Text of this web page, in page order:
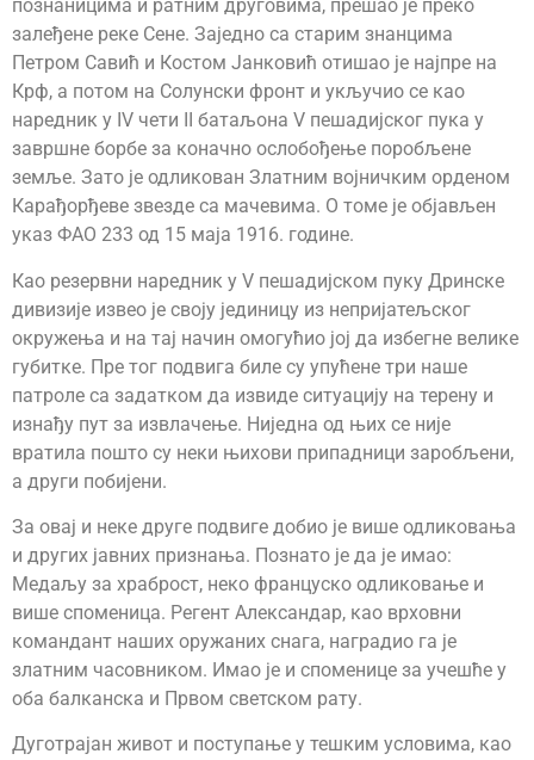
познаницима и ратним друговима, прешао је преко
залеђене реке Сене. Заједно са старим знанцима
Петром Савић и Костом Јанковић отишао је најпре на
Крф, а потом на Солунски фронт и укључио се као
наредник у IV чети II батаљона V пешадијског пука у
завршне борбе за коначно ослобођење поробљене
земље. Зато је одликован Златним војничким орденом
Карађорђеве звезде са мачевима. О томе је објављен
указ ФАО 233 од 15 маја 1916. године.
Као резервни наредник у V пешадијском пуку Дринске
дивизије извео је своју јединицу из непријатељског
окружења и на тај начин омогућио јој да избегне велике
губитке. Пре тог подвига биле су упућене три наше
патроле са задатком да извиде ситуацију на терену и
изнађу пут за извлачење. Ниједна од њих се није
вратила пошто су неки њихови припадници заробљени,
а други побијени.
За овај и неке друге подвиге добио је више одликовања
и других јавних признања. Познато је да је имао:
Медаљу за храброст, неко француско одликовање и
више споменица. Регент Александар, као врховни
командант наших оружаних снага, наградио га је
златним часовником. Имао је и споменице за учешће у
оба балканска и Првом светском рату.
Дуготрајан живот и поступање у тешким условима, као